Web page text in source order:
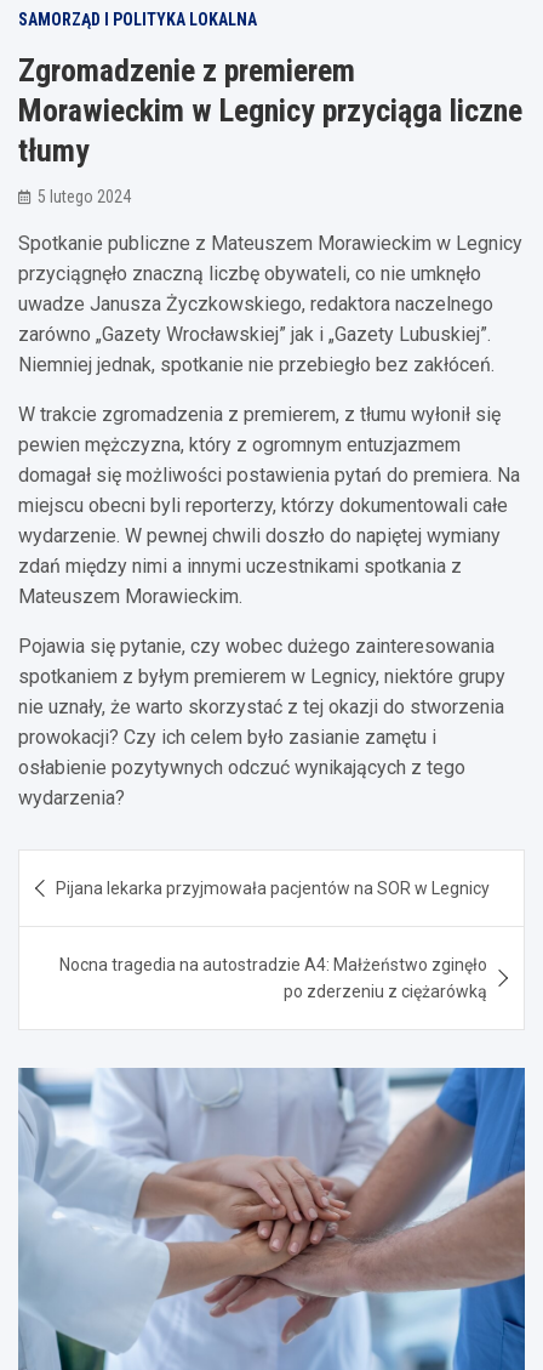
SAMORZĄD I POLITYKA LOKALNA
Zgromadzenie z premierem
Morawieckim w Legnicy przyciąga liczne
tłumy
5 lutego 2024
Spotkanie publiczne z Mateuszem Morawieckim w Legnicy
przyciągnęło znaczną liczbę obywateli, co nie umknęło
uwadze Janusza Życzkowskiego, redaktora naczelnego
zarówno „Gazety Wrocławskiej” jak i „Gazety Lubuskiej”.
Niemniej jednak, spotkanie nie przebiegło bez zakłóceń.
W trakcie zgromadzenia z premierem, z tłumu wyłonił się
pewien mężczyzna, który z ogromnym entuzjazmem
domagał się możliwości postawienia pytań do premiera. Na
miejscu obecni byli reporterzy, którzy dokumentowali całe
wydarzenie. W pewnej chwili doszło do napiętej wymiany
zdań między nimi a innymi uczestnikami spotkania z
Mateuszem Morawieckim.
Pojawia się pytanie, czy wobec dużego zainteresowania
spotkaniem z byłym premierem w Legnicy, niektóre grupy
nie uznały, że warto skorzystać z tej okazji do stworzenia
prowokacji? Czy ich celem było zasianie zamętu i
osłabienie pozytywnych odczuć wynikających z tego
wydarzenia?
wpisuPijana lekarka przyjmowała pacjentów na SOR w Legnicy
Nocna tragedia na autostradzie A4: Małżeństwo zginęło
po zderzeniu z ciężarówką